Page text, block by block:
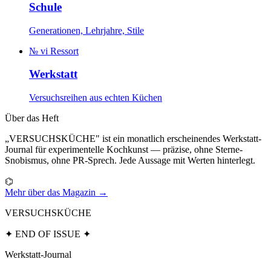
Schule
Generationen, Lehrjahre, Stile
№ vi Ressort
Werkstatt
Versuchsreihen aus echten Küchen
Über das Heft
„VERSUCHSKÜCHE" ist ein monatlich erscheinendes Werkstatt-
Journal für experimentelle Kochkunst — präzise, ohne Sterne-
Snobismus, ohne PR-Sprech. Jede Aussage mit Werten hinterlegt.
⌬
Mehr über das Magazin →
VERSUCHSKÜCHE
✦ END OF ISSUE ✦
Werkstatt-Journal